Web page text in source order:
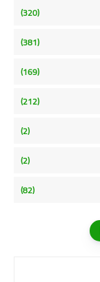
(320)
(381)
(169)
(212)
(2)
(2)
(82)